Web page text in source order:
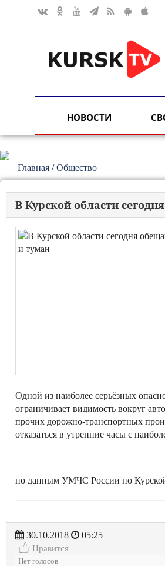
НОВОСТИ
Главная /Общество
В Курской области
Одной из наиболее серьёзных
ограничивает видимость вокруг
прочих дорожно-транспортных
отказаться в утренние часы с
по данным УМЧС России по
30.10.2018
05:25
Нравится
Нет голосов